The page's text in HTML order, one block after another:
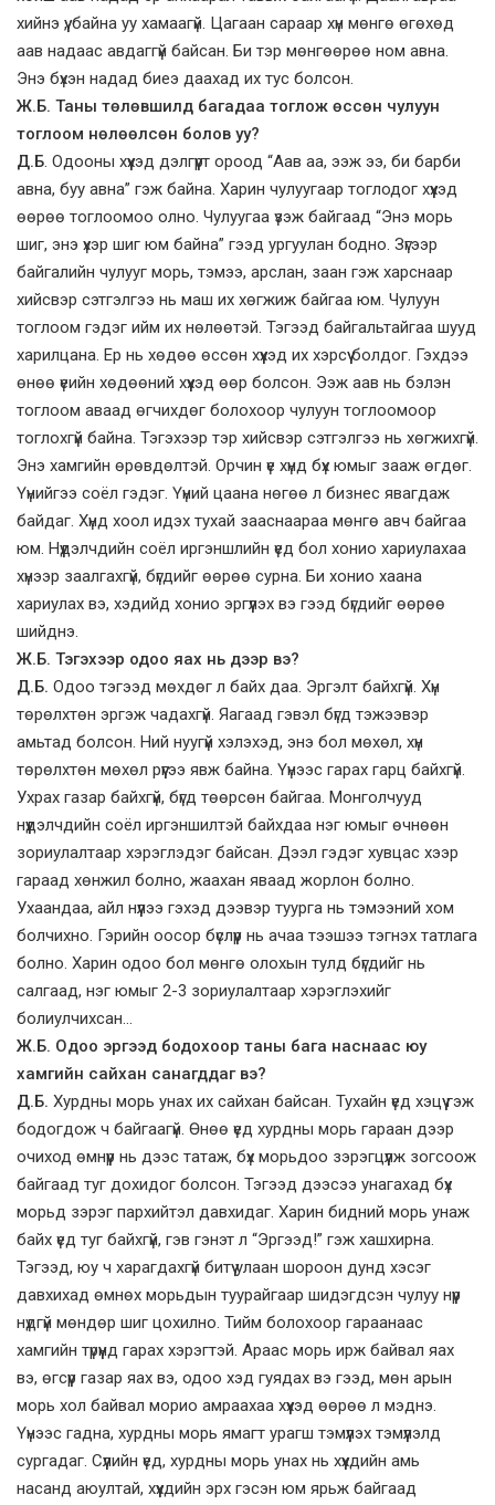
хийнэ үү, байна уу хамаагүй. Цагаан сараар хүн мөнгө өгөхөд
аав надаас авдаггүй байсан. Би тэр мөнгөөрөө ном авна.
Энэ бүхэн надад биеэ даахад их тус болсон.
Ж.Б. Таны төлөвшилд багадаа тоглож өссөн чулуун
тоглоом нөлөөлсөн болов уу?
Д.Б. Одооны хүүхэд дэлгүүрт ороод “Аав аа, ээж ээ, би барби
авна, буу авна” гэж байна. Харин чулуугаар тоглодог хүүхэд
өөрөө тоглоомоо олно. Чулуугаа үзэж байгаад “Энэ морь
шиг, энэ үхэр шиг юм байна” гээд ургуулан бодно. Зүгээр
байгалийн чулууг морь, тэмээ, арслан, заан гэж харснаар
хийсвэр сэтгэлгээ нь маш их хөгжиж байгаа юм. Чулуун
тоглоом гэдэг ийм их нөлөөтэй. Тэгээд байгальтайгаа шууд
харилцана. Ер нь хөдөө өссөн хүүхэд их хэрсүү болдог. Гэхдээ
өнөө үеийн хөдөөний хүүхэд өөр болсон. Ээж аав нь бэлэн
тоглоом аваад өгчихдөг болохоор чулуун тоглоомоор
тоглохгүй байна. Тэгэхээр тэр хийсвэр сэтгэлгээ нь хөгжихгүй.
Энэ хамгийн өрөвдөлтэй. Орчин үе хүнд бүх юмыг зааж өгдөг.
Үүнийгээ соёл гэдэг. Үүний цаана нөгөө л бизнес явагдаж
байдаг. Хүнд хоол идэх тухай зааснаараа мөнгө авч байгаа
юм. Нүүдэлчдийн соёл иргэншлийн үед бол хонио хариулахаа
хүнээр заалгахгүй, бүгдийг өөрөө сурна. Би хонио хаана
хариулах вэ, хэдийд хонио эргүүлэх вэ гээд бүгдийг өөрөө
шийднэ.
Ж.Б. Тэгэхээр одоо яах нь дээр вэ?
Д.Б. Одоо тэгээд мөхдөг л байх даа. Эргэлт байхгүй. Хүн
төрөлхтөн эргэж чадахгүй. Яагаад гэвэл бүгд тэжээвэр
амьтад болсон. Ний нуугүй хэлэхэд, энэ бол мөхөл, хүн
төрөлхтөн мөхөл рүүгээ явж байна. Үүнээс гарах гарц байхгүй.
Ухрах газар байхгүй, бүгд төөрсөн байгаа. Монголчууд
нүүдэлчдийн соёл иргэншилтэй байхдаа нэг юмыг өчнөөн
зориулалтаар хэрэглэдэг байсан. Дээл гэдэг хувцас хээр
гараад хөнжил болно, жаахан яваад жорлон болно.
Ухаандаа, айл нүүлээ гэхэд дээвэр туурга нь тэмээний хом
болчихно. Гэрийн оосор бүслүүр нь ачаа тээшээ тэгнэх татлага
болно. Харин одоо бол мөнгө олохын тулд бүгдийг нь
салгаад, нэг юмыг 2-3 зориулалтаар хэрэглэхийг
болиулчихсан…
Ж.Б. Одоо эргээд бодохоор таны бага наснаас юу
хамгийн сайхан санагддаг вэ?
Д.Б. Хурдны морь унах их сайхан байсан. Тухайн үед хэцүү гэж
бодогдож ч байгаагүй. Өнөө үед хурдны морь гараан дээр
очиход өмнүүр нь дээс татаж, бүх морьдоо зэрэгцүүлж зогсоож
байгаад туг дохидог болсон. Тэгээд дээсээ унагахад бүх
морьд зэрэг пархийтэл давхидаг. Харин бидний морь унаж
байх үед туг байхгүй, гэв гэнэт л “Эргээд!” гэж хашхирна.
Тэгээд, юу ч харагдахгүй битүү улаан шороон дунд хэсэг
давхихад өмнөх морьдын туурайгаар шидэгдсэн чулуу нүүр
нүдгүй мөндөр шиг цохилно. Тийм болохоор гараанаас
хамгийн түрүүнд гарах хэрэгтэй. Араас морь ирж байвал яах
вэ, өгсүүр газар яах вэ, одоо хэд гуядах вэ гээд, мөн арын
морь хол байвал морио амраахаа хүүхэд өөрөө л мэднэ.
Үүнээс гадна, хурдны морь ямагт урагш тэмүүлэх тэмүүлэлд
сургадаг. Сүүлийн үед, хурдны морь унах нь хүүхдийн амь
насанд аюултай, хүүхдийн эрх гэсэн юм ярьж байгаад